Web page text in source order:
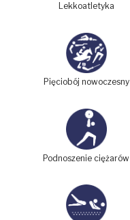
Lekkoatletyka
Pięciobój nowoczesny
Podnoszenie ciężarów